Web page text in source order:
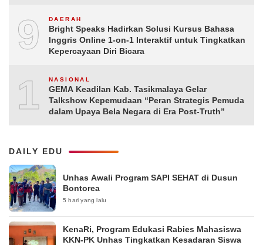
9 DAERAH
Bright Speaks Hadirkan Solusi Kursus Bahasa
Inggris Online 1-on-1 Interaktif untuk Tingkatkan
Kepercayaan Diri Bicara
10NASIONAL
GEMA Keadilan Kab. Tasikmalaya Gelar
Talkshow Kepemudaan “Peran Strategis Pemuda
dalam Upaya Bela Negara di Era Post-Truth”
DAILY EDU
Unhas Awali Program SAPI SEHAT di Dusun
Bontorea
5 hari yang lalu
KenaRi, Program Edukasi Rabies Mahasiswa
KKN-PK Unhas Tingkatkan Kesadaran Siswa